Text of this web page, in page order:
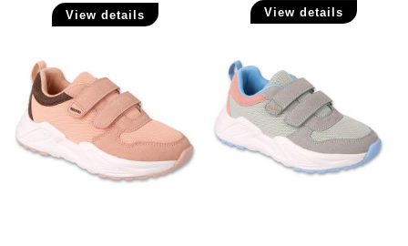
View details View details